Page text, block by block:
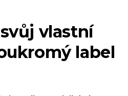
vlastní
label